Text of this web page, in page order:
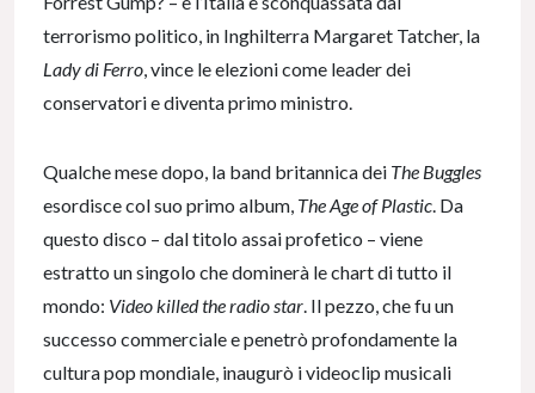
terrorismo politico, in Inghilterra Margaret Tatcher, la
Lady di Ferro, vince le elezioni come leader dei
conservatori e diventa primo ministro.
Qualche mese dopo, la band britannica dei The Buggles
esordisce col suo primo album, The Age of Plastic. Da
questo disco – dal titolo assai profetico – viene
estratto un singolo che dominerà le chart di tutto il
mondo: Video killed the radio star. Il pezzo, che fu un
successo commerciale e penetrò profondamente la
cultura pop mondiale, inaugurò i videoclip musicali